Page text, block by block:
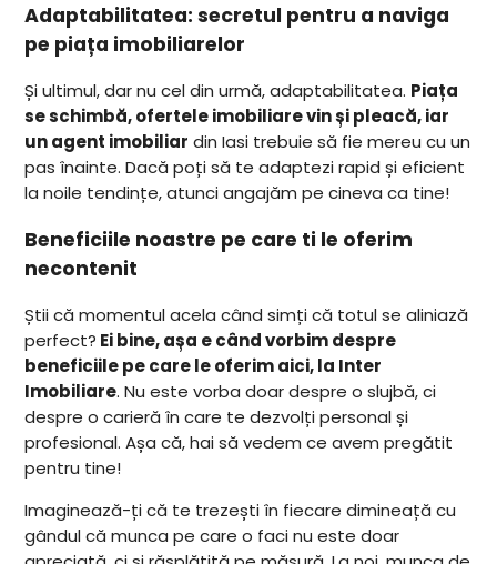
Adaptabilitatea: secretul pentru a naviga
pe piața imobiliarelor
Și ultimul, dar nu cel din urmă, adaptabilitatea. Piața
se schimbă, ofertele imobiliare vin și pleacă, iar
un agent imobiliar din Iasi trebuie să fie mereu cu un
pas înainte. Dacă poți să te adaptezi rapid și eficient
la noile tendințe, atunci angajăm pe cineva ca tine!
Beneficiile noastre pe care ti le oferim
necontenit
Știi că momentul acela când simți că totul se aliniază
perfect? Ei bine, așa e când vorbim despre
beneficiile pe care le oferim aici, la Inter
Imobiliare. Nu este vorba doar despre o slujbă, ci
despre o carieră în care te dezvolți personal și
profesional. Așa că, hai să vedem ce avem pregătit
pentru tine!
Imaginează-ți că te trezești în fiecare dimineață cu
gândul că munca pe care o faci nu este doar